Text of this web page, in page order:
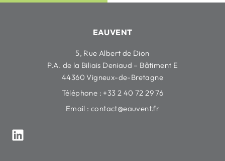
EAUVENT
5, Rue Albert de Dion
P.A. de la Biliais Deniaud – Bâtiment E
44360 Vigneux-de-Bretagne
Téléphone : +33 2 40 72 29 76
Email : contact@eauvent.fr